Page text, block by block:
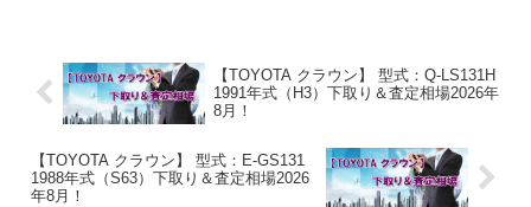
【TOYOTA クラウン】 型式：Q-LS131H
1991年式（H3）下取り＆査定相場2026年
8月！
【TOYOTA クラウン】 型式：E-GS131
1988年式（S63）下取り＆査定相場2026
年8月！